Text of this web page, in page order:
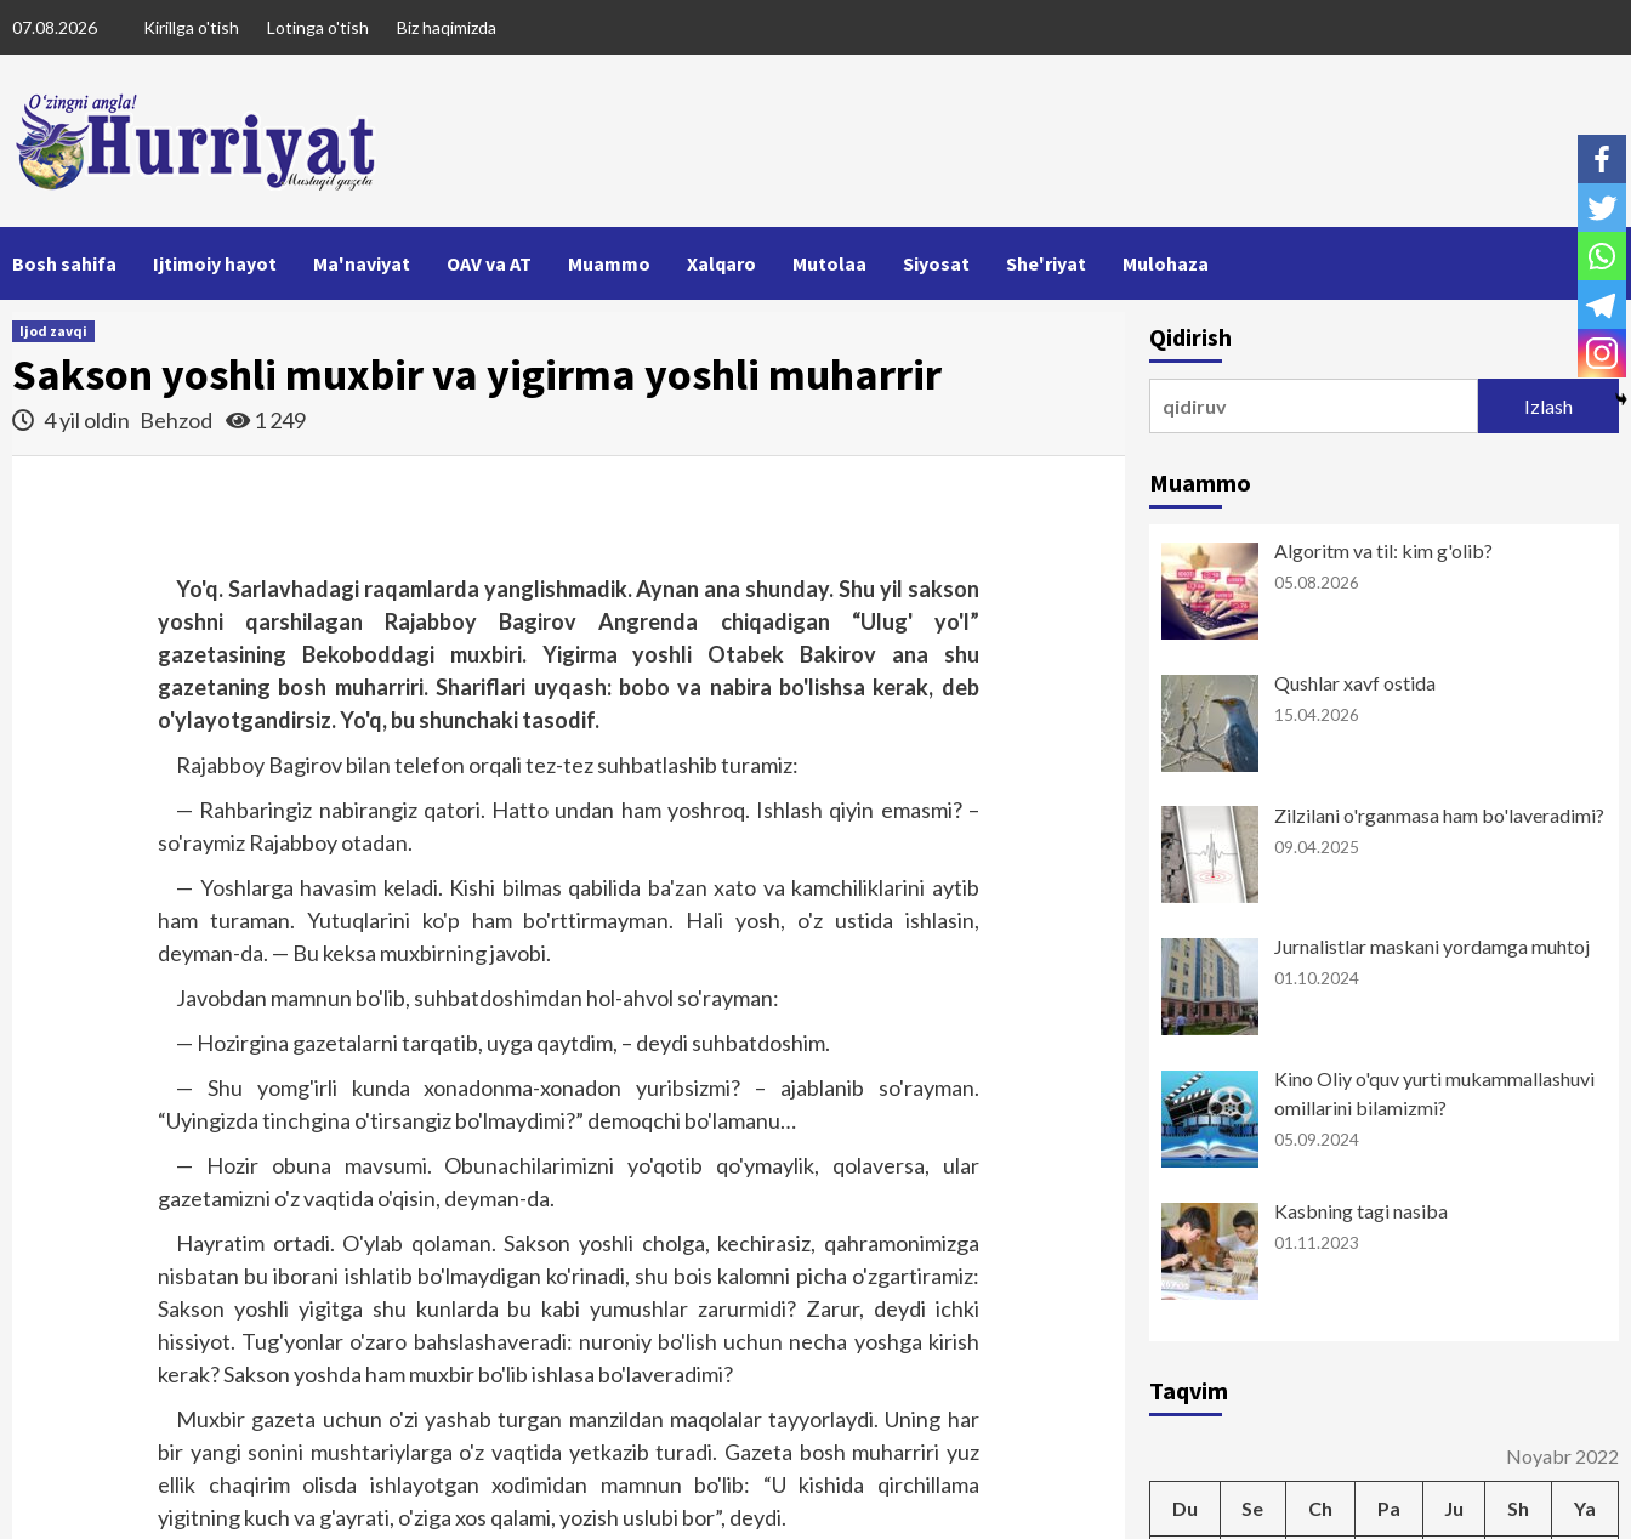
to
07.08.2026 Kirillga o'tish Lotinga o'tish Biz haqimizda
Bosh sahifa Ijtimoiy hayot Ma'naviyat OAV va AT Muammo Xalqaro Mutolaa Siyosat She'riyat Mulohaza
Ijod zavqi
Sakson yoshli muxbir va yigirma yoshli muharrir
4 yil oldin Behzod 1 249
Yo'q. Sarlavhadagi raqamlarda yanglishmadik. Aynan ana shunday. Shu yil sakson
yoshni qarshilagan Rajabboy Bagirov Angrenda chiqadigan “Ulug' yo'l”
gazetasining Bekoboddagi muxbiri. Yigirma yoshli Otabek Bakirov ana shu
gazetaning bosh muharriri. Shariflari uyqash: bobo va nabira bo'lishsa kerak, deb
o'ylayotgandirsiz. Yo'q, bu shunchaki tasodif.
Rajabboy Bagirov bilan telefon orqali tez-tez suhbatlashib turamiz:
— Rahbaringiz nabirangiz qatori. Hatto undan ham yoshroq. Ishlash qiyin emasmi? –
so'raymiz Rajabboy otadan.
— Yoshlarga havasim keladi. Kishi bilmas qabilida ba'zan xato va kamchiliklarini aytib
ham turaman. Yutuqlarini ko'p ham bo'rttirmayman. Hali yosh, o'z ustida ishlasin,
deyman-da. — Bu keksa muxbirning javobi.
Javobdan mamnun bo'lib, suhbatdoshimdan hol-ahvol so'rayman:
— Hozirgina gazetalarni tarqatib, uyga qaytdim, – deydi suhbatdoshim.
— Shu yomg'irli kunda xonadonma-xonadon yuribsizmi? – ajablanib so'rayman.
“Uyingizda tinchgina o'tirsangiz bo'lmaydimi?” demoqchi bo'lamanu…
— Hozir obuna mavsumi. Obunachilarimizni yo'qotib qo'ymaylik, qolaversa, ular
gazetamizni o'z vaqtida o'qisin, deyman-da.
Hayratim ortadi. O'ylab qolaman. Sakson yoshli cholga, kechirasiz, qahramonimizga
nisbatan bu iborani ishlatib bo'lmaydigan ko'rinadi, shu bois kalomni picha o'zgartiramiz:
Sakson yoshli yigitga shu kunlarda bu kabi yumushlar zarurmidi? Zarur, deydi ichki
hissiyot. Tug'yonlar o'zaro bahslashaveradi: nuroniy bo'lish uchun necha yoshga kirish
kerak? Sakson yoshda ham muxbir bo'lib ishlasa bo'laveradimi?
Muxbir gazeta uchun o'zi yashab turgan manzildan maqolalar tayyorlaydi. Uning har
bir yangi sonini mushtariylarga o'z vaqtida yetkazib turadi. Gazeta bosh muharriri yuz
ellik chaqirim olisda ishlayotgan xodimidan mamnun bo'lib: “U kishida qirchillama
yigitning kuch va g'ayrati, o'ziga xos qalami, yozish uslubi bor”, deydi.
Qidirish
Muammo
Algoritm va til: kim g'olib?
05.08.2026
Qushlar xavf ostida
15.04.2026
Zilzilani o'rganmasa ham bo'laveradimi?
09.04.2025
Jurnalistlar maskani yordamga muhtoj
01.10.2024
Kino Oliy o'quv yurti mukammallashuvi
omillarini bilamizmi?
05.09.2024
Kasbning tagi nasiba
01.11.2023
Taqvim
Noyabr 2022
Du Se Ch Pa Ju Sh Ya